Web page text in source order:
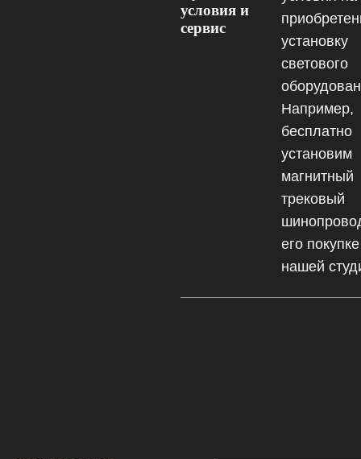
условия и
сервис
установку
светового
Например,
бесплатно
установим
магнитный
трековый
его
нашей